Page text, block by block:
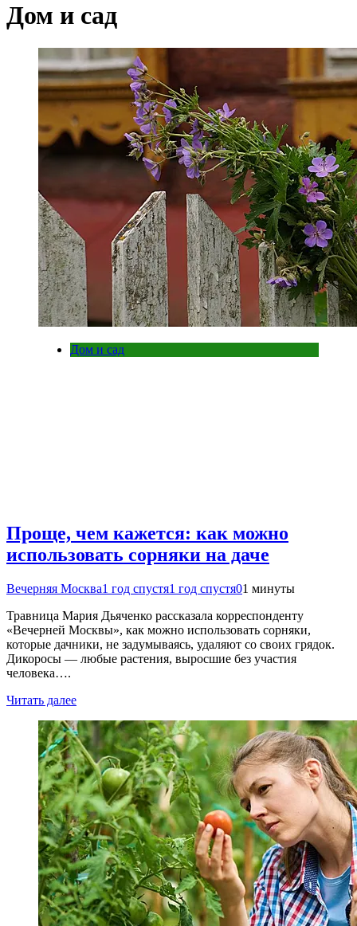
Дом и сад
Дом и сад
Проще, чем кажется: как можно
использовать сорняки на даче
Вечерняя Москва1 год спустя1 год спустя01 минуты
Травница Мария Дьяченко рассказала корреспонденту
«Вечерней Москвы», как можно использовать сорняки,
которые дачники, не задумываясь, удаляют со своих грядок.
Дикоросы — любые растения, выросшие без участия
человека….
Читать далее